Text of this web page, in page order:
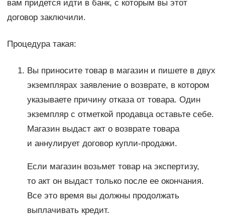
вам придется идти в банк, с которым вы этот
договор заключили.
Процедура такая:
Вы приносите товар в магазин и пишете в двух
экземплярах заявление о возврате, в котором
указываете причину отказа от товара. Один
экземпляр с отметкой продавца оставьте себе.
Магазин выдаст акт о возврате товара
и аннулирует договор купли-продажи.
Если магазин возьмет товар на экспертизу,
то акт он выдаст только после ее окончания.
Все это время вы должны продолжать
выплачивать кредит.